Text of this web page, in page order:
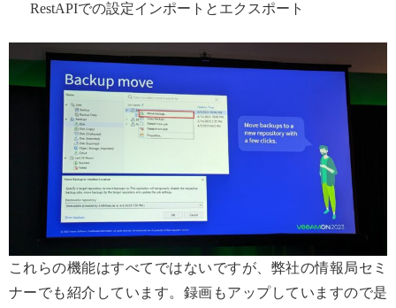
RestAPIでの設定インポートとエクスポート
これらの機能はすべてではないですが、弊社の情報局セミ
ナーでも紹介しています。録画もアップしていますので是